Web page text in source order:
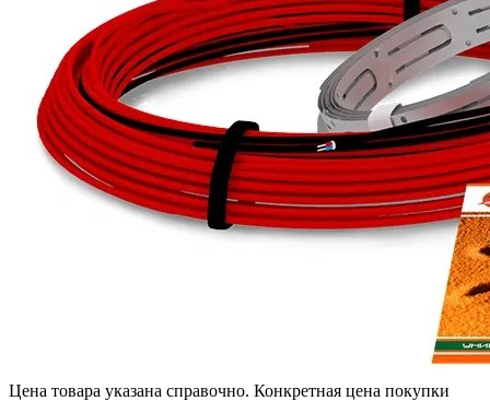
Цена товара указана справочно. Конкретная цена покупки